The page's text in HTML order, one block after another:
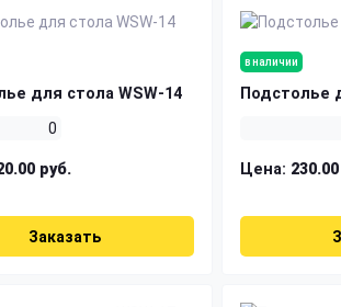
для стола WSW-14
0
руб.
Заказать
в наличии
Подстолье
Цена: